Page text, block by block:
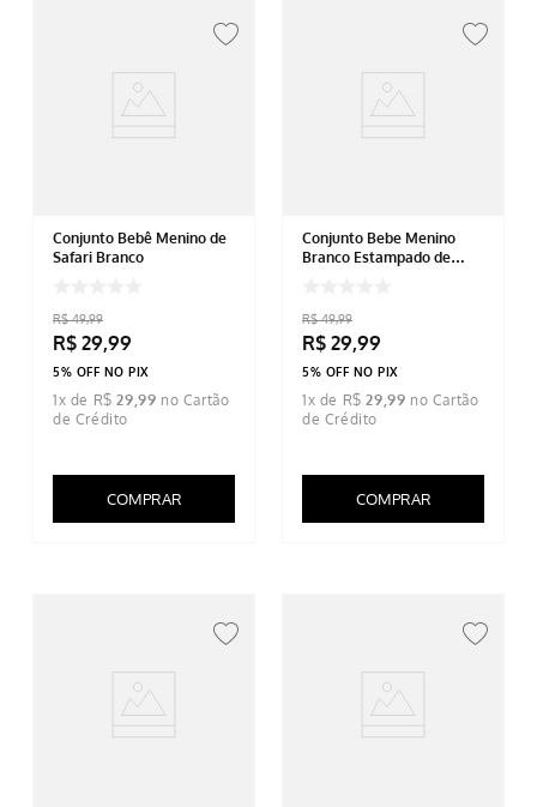
Conjunto Bebê Menino de
Safari Branco
R$ 49,99
R$ 29,99
5% OFF NO PIX
1x de R$ 29,99
COMPRAR
Conjunto Bebe Menino
Branco Estampado de
R$ 49,99
R$ 29,99
5% OFF NO PIX
1x de R$ 29,99
COMPRAR